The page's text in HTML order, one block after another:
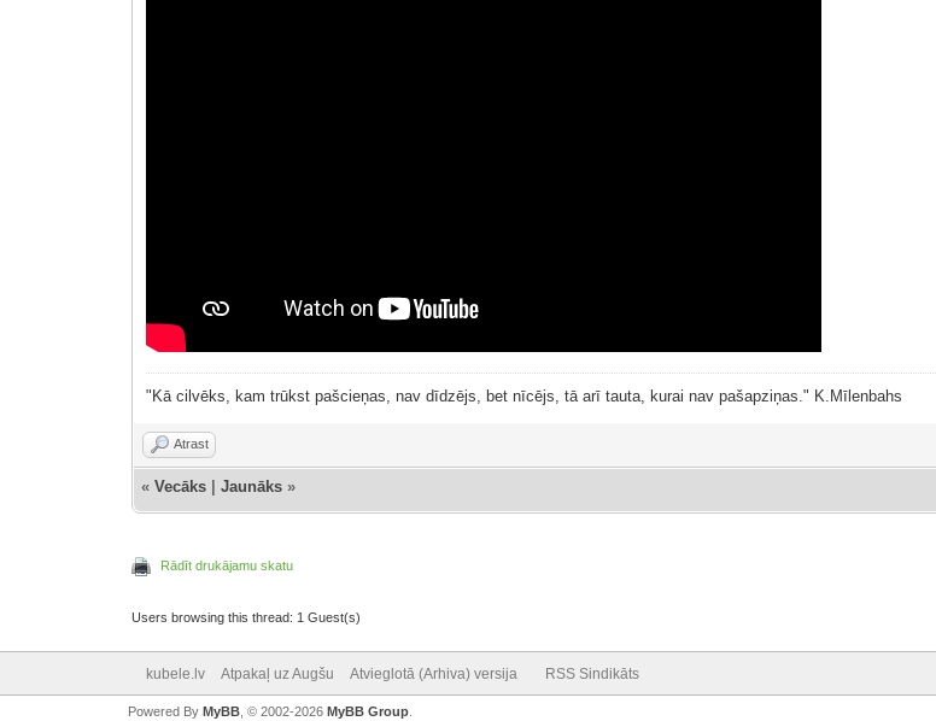
"Kā cilvēks, kam trūkst pašcieņas, nav dīdzējs, bet nīcējs, tā arī tauta, kurai nav pašapziņas." K.Mīlenbahs
Atrast
«Vecāks |Jaunāks »
Rādīt drukājamu skatu
Users browsing this thread: 1 Guest(s)
kubele.lv Atpakaļ uz Augšu Atvieglotā (Arhiva) versija RSS Sindikāts
Powered By MyBB, © 2002-2026 MyBB Group.